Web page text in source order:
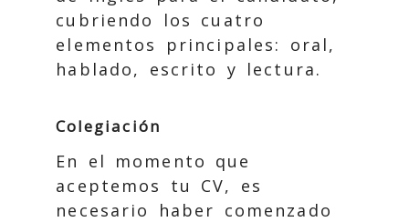
cubriendo los cuatro
elementos principales: oral,
hablado, escrito y lectura.
Colegiación
En el momento que
aceptemos tu CV, es
necesario haber comenzado